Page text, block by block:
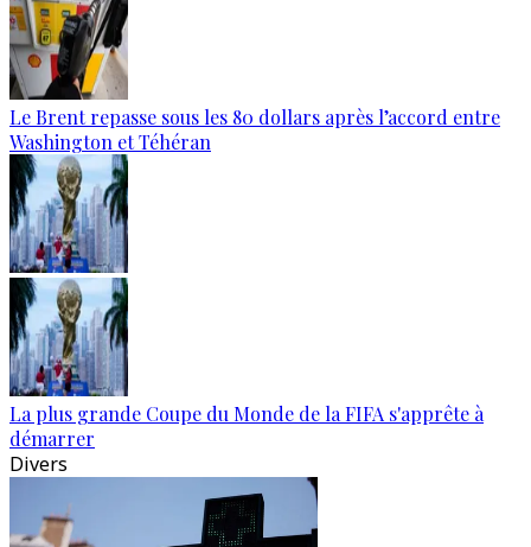
Le Brent repasse sous les 80 dollars après l’accord entre
Washington et Téhéran
La plus grande Coupe du Monde de la FIFA s'apprête à
démarrer
Divers